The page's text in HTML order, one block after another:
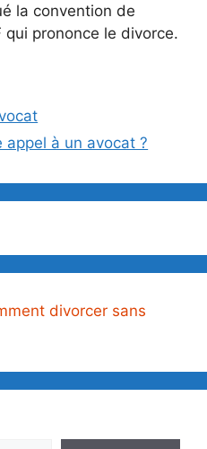
la convention de
qui prononce le divorce.
appel à un avocat ?
divorcer sans